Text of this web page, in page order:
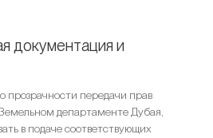
документация и
прозрачности передачи прав
департаменте Дубая,
в подаче соответствующих